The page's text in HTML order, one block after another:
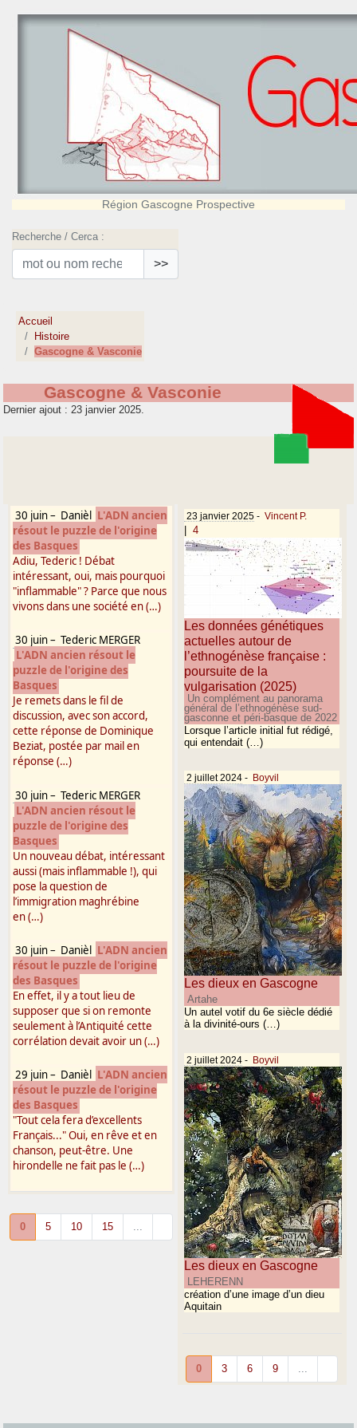
Région Gascogne Prospective
Recherche / Cerca :
>>
Accueil
Histoire
Gascogne & Vasconie
Gascogne & Vasconie
Dernier ajout : 23 janvier 2025.
30 juin– Danièl L'ADN ancien
résout le puzzle de l'origine
des Basques
Adiu, Tederic ! Débat
intéressant, oui, mais pourquoi
"inflammable" ? Parce que nous
vivons dans une société en (…)
30 juin– Tederic MERGER
L'ADN ancien résout le
puzzle de l'origine des
Basques
Je remets dans le fil de
discussion, avec son accord,
cette réponse de Dominique
Beziat, postée par mail en
réponse (…)
30 juin– Tederic MERGER
L'ADN ancien résout le
puzzle de l'origine des
Basques
Un nouveau débat, intéressant
aussi (mais inflammable !), qui
pose la question de
l’immigration maghrébine
en (…)
30 juin– Danièl L'ADN ancien
résout le puzzle de l'origine
des Basques
En effet, il y a tout lieu de
supposer que si on remonte
seulement à l’Antiquité cette
corrélation devait avoir un (…)
29 juin– Danièl
L'ADN ancien
résout le puzzle de l'origine
des Basques
"Tout cela fera d’excellents
Français..." Oui, en rêve et en
chanson, peut-être. Une
hirondelle ne fait pas le (…)
0 5 10 15 ...
23 janvier 2025 - Vincent P.
4
Les données génétiques
actuelles autour de
l’ethnogénèse française :
poursuite de la
vulgarisation (2025)
Un complément au panorama
général de l’ethnogénèse sud-
gasconne et péri-basque de 2022
Lorsque l’article initial fut rédigé,
qui entendait (…)
2 juillet 2024 - Boyvil
Les dieux en Gascogne
Artahe
Un autel votif du 6e siècle dédié
à la divinité-ours (…)
2 juillet 2024 - Boyvil
Les dieux en Gascogne
LEHERENN
création d’une image d’un dieu
Aquitain
0 3 6 9 ...